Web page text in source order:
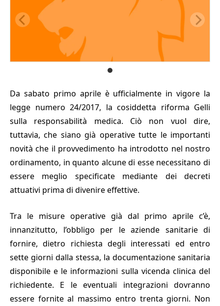
Da sabato primo aprile è ufficialmente in vigore la
legge numero 24/2017, la cosiddetta riforma Gelli
sulla responsabilità medica. Ciò non vuol dire,
tuttavia, che siano già operative tutte le importanti
novità che il provvedimento ha introdotto nel nostro
ordinamento, in quanto alcune di esse necessitano di
essere meglio specificate mediante dei decreti
attuativi prima di divenire effettive.
Tra le misure operative già dal primo aprile c’è,
innanzitutto, l’obbligo per le aziende sanitarie di
fornire, dietro richiesta degli interessati ed entro
sette giorni dalla stessa, la documentazione sanitaria
disponibile e le informazioni sulla vicenda clinica del
richiedente. E le eventuali integrazioni dovranno
essere fornite al massimo entro trenta giorni. Non